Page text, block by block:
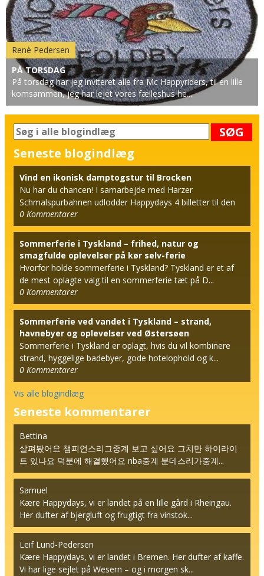
Renè Pedersen
PÅ TORSDAG
På torsdag har jeg inviteret alle fra Mc Happyriders, til en lille
komsammen, jeg har lejet vores fælleshus he...
SØG
Seneste blogindlæg
Vind en ikonisk damptogstur til Brocken
Nu har du chancen! I samarbejde med Harzer
Schmalspurbahnen udlodder Happydays 4 billetter til den
berømt...
0 Kommentarer
Sommerferie i Tyskland – frihed, natur og
smagfulde oplevelser på kør selv-ferie
Hvorfor holde sommerferie i Tyskland? Tyskland er et af
de mest oplagte valg til en sommerferie tæt på D...
0 Kommentarer
Sommerferie ved vandet i Tyskland – strand,
havnebyer og oplevelser ved Østersøen
Sommerferie i Tyskland er oplagt, hvis du vil kombinere
strand, hyggelige badebyer, gode hotelophold og k...
0 Kommentarer
Vis alle blogindlæg
Seneste kommentarer
Bettina
살펴봤어요 챔피언스리그중계 보고 싶어요 그치만 하이라이
트 있나요 덕분에 해결했어요 nba중계 분데스리가중계...
Samuel
Kære Happydays, vi er landet på en lille gård i Rheingau.
Her dufter af bjergluft og frugtigt fra vinstok...
Leif Lund-Pedersen
Kære Happydays, vi er landet i Bremen. Her dufter af kaffe.
Vi har lige sejlet på Wesern – og i morgen sk...